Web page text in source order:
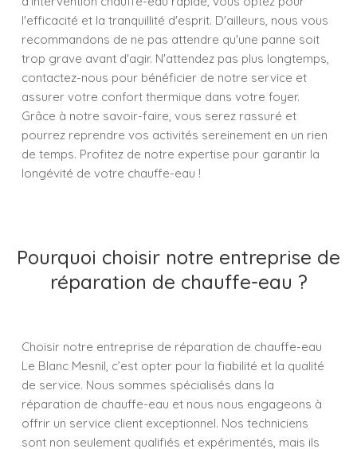
l'efficacité et la tranquillité d'esprit. D'ailleurs, nous vous
recommandons de ne pas attendre qu'une panne soit
trop grave avant d'agir. N'attendez pas plus longtemps,
contactez-nous pour bénéficier de notre service et
assurer votre confort thermique dans votre foyer.
Grâce à notre savoir-faire, vous serez rassuré et
pourrez reprendre vos activités sereinement en un rien
de temps. Profitez de notre expertise pour garantir la
longévité de votre chauffe-eau !
Pourquoi choisir notre entreprise de
réparation de chauffe-eau ?
Choisir notre entreprise de réparation de chauffe-eau
Le Blanc Mesnil, c’est opter pour la fiabilité et la qualité
de service. Nous sommes spécialisés dans la
réparation de chauffe-eau et nous nous engageons à
offrir un service client exceptionnel. Nos techniciens
sont non seulement qualifiés et expérimentés, mais ils